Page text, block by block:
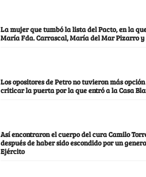
La mujer que tumbó la lista del Pacto, en la
María Fda. Carrascal, María del Mar Pizarro y
Los opositores de Petro no tuvieron más
criticar la puerta por la que entró a la Casa
Así encontraron el cuerpo del cura Camilo
después de haber sido escondido por un
Ejército